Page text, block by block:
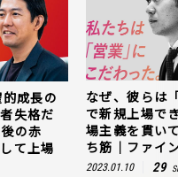
成長の
失格だ
の赤
て上場
なぜ、彼らは
で新規上場で
場主義を貫い
ち筋｜ファイ
2023.01.10 29